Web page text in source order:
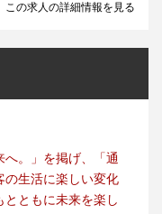
この求人の詳細情報を見る
。」を掲げ、「通
の生活に楽しい変化
ともに未来を楽し